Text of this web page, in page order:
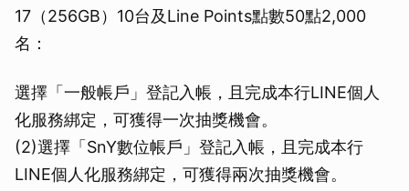
17（256GB）10台及Line Points點數50點2,000
名：
選擇「一般帳戶」登記入帳，且完成本行LINE個人
化服務綁定，可獲得一次抽獎機會。
(2)選擇「SnY數位帳戶」登記入帳，且完成本行
LINE個人化服務綁定，可獲得兩次抽獎機會。